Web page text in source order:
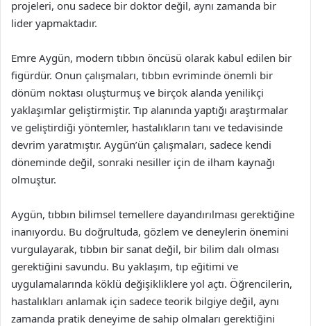
projeleri, onu sadece bir doktor değil, aynı zamanda bir
lider yapmaktadır.
Emre Aygün, modern tıbbın öncüsü olarak kabul edilen bir
figürdür. Onun çalışmaları, tıbbın evriminde önemli bir
dönüm noktası oluşturmuş ve birçok alanda yenilikçi
yaklaşımlar geliştirmiştir. Tıp alanında yaptığı araştırmalar
ve geliştirdiği yöntemler, hastalıkların tanı ve tedavisinde
devrim yaratmıştır. Aygün’ün çalışmaları, sadece kendi
döneminde değil, sonraki nesiller için de ilham kaynağı
olmuştur.
Aygün, tıbbın bilimsel temellere dayandırılması gerektiğine
inanıyordu. Bu doğrultuda, gözlem ve deneylerin önemini
vurgulayarak, tıbbın bir sanat değil, bir bilim dalı olması
gerektiğini savundu. Bu yaklaşım, tıp eğitimi ve
uygulamalarında köklü değişikliklere yol açtı. Öğrencilerin,
hastalıkları anlamak için sadece teorik bilgiye değil, aynı
zamanda pratik deneyime de sahip olmaları gerektiğini